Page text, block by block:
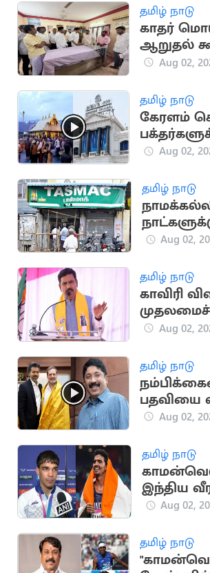
தமிழ் நாடு
காதர்
ஆறுதல்
அன்பில்
Aug 02,
தமிழ் நாடு
கேரளம்
அரசுAug 02,
தமிழ் நாடு
கடைகள்
Aug 02,
தமிழ் நாடு
காவிரி
விஜய்க்கு
Aug 02,
தமிழ் நாடு
பதவியை
Aug 02,
தமிழ் நாடு
இந்திய
பங்கல்
Aug 02,
தமிழ் நாடு